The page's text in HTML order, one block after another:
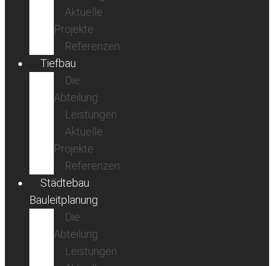
Aktuelle
Projekte
Referenzen
Tiefbau
Die
Abteilung
Leistungen
Aktuelle
Projekte
Referenzen
Städtebau
Bauleitplanung
Die
Abteilung
Leistungen